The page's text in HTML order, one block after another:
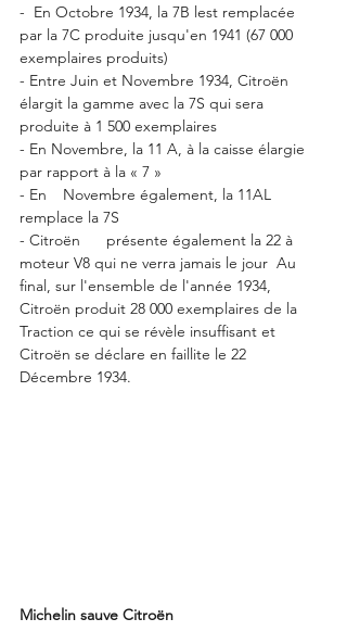
-  En Octobre 1934, la 7B lest remplacée
par la 7C produite jusqu'en 1941 (67 000
exemplaires produits)
- Entre Juin et Novembre 1934, Citroën
élargit la gamme avec la 7S qui sera
produite à 1 500 exemplaires
- En Novembre, la 11 A, à la caisse élargie
par rapport à la « 7 »
- En	Novembre également, la 11AL
remplace la 7S
- Citroën	présente également la 22 à
moteur V8 qui ne verra jamais le jour  Au
final, sur l'ensemble de l'année 1934,
Citroën produit 28 000 exemplaires de la
Traction ce qui se révèle insuffisant et
Citroën se déclare en faillite le 22
Décembre 1934.
Michelin sauve Citroën